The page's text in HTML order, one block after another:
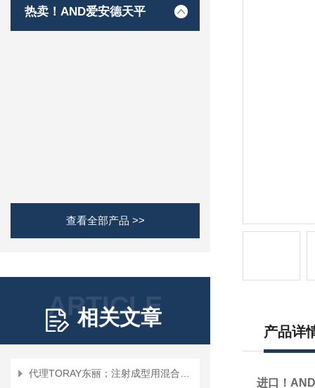
热卖！AND爱安德天平
查看全部产品 >>
ARTICLE
相关文章
产品详
进口！